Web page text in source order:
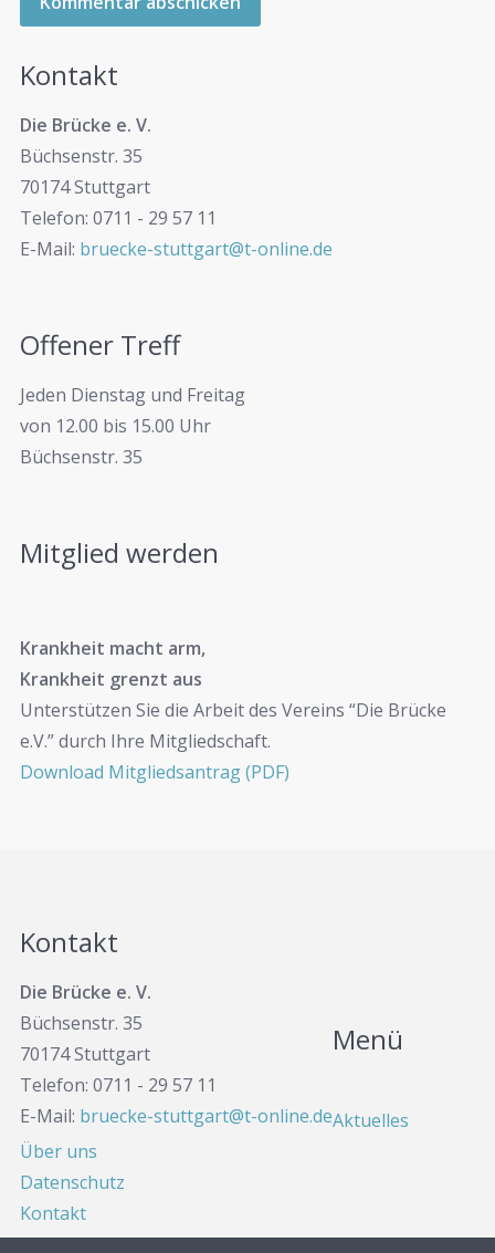
Kontakt
Die Brücke e. V.
Büchsenstr. 35
70174 Stuttgart
Telefon: 0711 - 29 57 11
E-Mail: bruecke-stuttgart@t-online.de
Offener Treff
Jeden Dienstag und Freitag
von 12.00 bis 15.00 Uhr
Büchsenstr. 35
Mitglied werden
Krankheit macht arm,
Krankheit grenzt aus
Unterstützen Sie die Arbeit des Vereins “Die Brücke
e.V.” durch Ihre Mitgliedschaft.
Download Mitgliedsantrag (PDF)
Kontakt
Die Brücke e. V.
Büchsenstr. 35
70174 Stuttgart
Telefon: 0711 - 29 57 11
E-Mail: bruecke-stuttgart@t-online.de
Menü
Aktuelles
Über uns
Datenschutz
Kontakt